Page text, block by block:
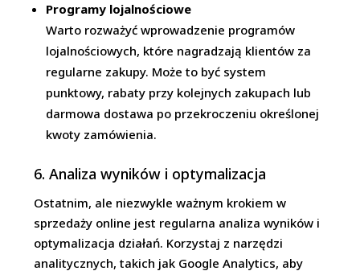
Programy lojalnościowe
Warto rozważyć wprowadzenie programów
lojalnościowych, które nagradzają klientów za
regularne zakupy. Może to być system
punktowy, rabaty przy kolejnych zakupach lub
darmowa dostawa po przekroczeniu określonej
kwoty zamówienia.
6. Analiza wyników i optymalizacja
Ostatnim, ale niezwykle ważnym krokiem w
sprzedaży online jest regularna analiza wyników i
optymalizacja działań. Korzystaj z narzędzi
analitycznych, takich jak Google Analytics, aby